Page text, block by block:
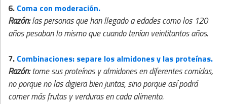
6. Coma con moderación.
Razón:las personas que han llegado a edades como los 120
años pesaban lo mismo que cuando tenían veintitantos años.
7. Combinaciones: separe los almidones y las proteínas.
Razón:tome sus proteínas y almidones en diferentes comidas,
no porque no las digiera bien juntas, sino porque así podrá
comer más frutas y verduras en cada alimento.